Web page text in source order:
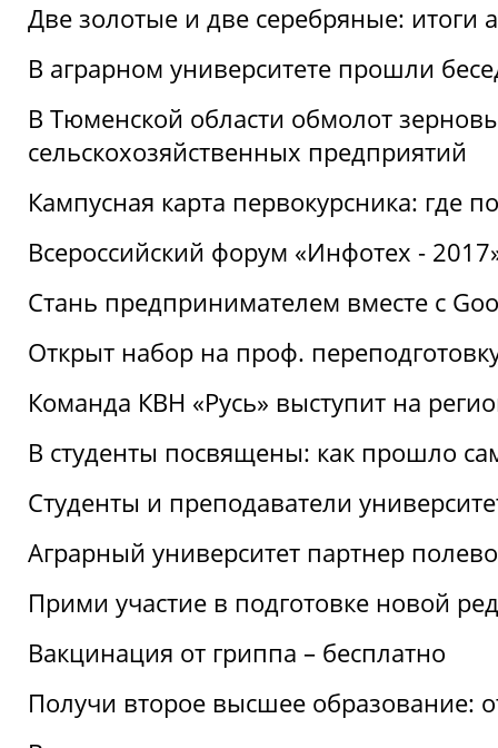
Две золотые и две серебряные:
В аграрном университете прошли
В Тюменской области обмолот
сельскохозяйственных предприятий
Кампусная карта первокурсника: где
Всероссийский форум «Инфотех -
Стань предпринимателем вместе с
Открыт набор на проф.
Команда КВН «Русь» выступит на
В студенты посвящены: как прошло
Студенты и преподаватели
Аграрный университет партнер
Прими участие в подготовке новой
Вакцинация от гриппа – бесплатно
Получи второе высшее образование: